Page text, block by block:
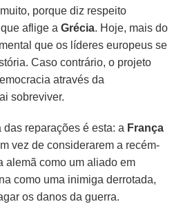
porque diz respeito
que aflige aGrécia. Hoje, mais do
que os líderes europeus se
Caso contrário, o projeto
através da
sobreviver.
das reparações é esta: a França
vez de considerarem a recém-
alemã como um aliado em
como uma inimiga derrotada,
os danos da guerra.